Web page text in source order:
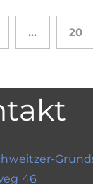
… 20
46